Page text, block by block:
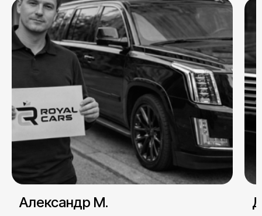
Александр М.